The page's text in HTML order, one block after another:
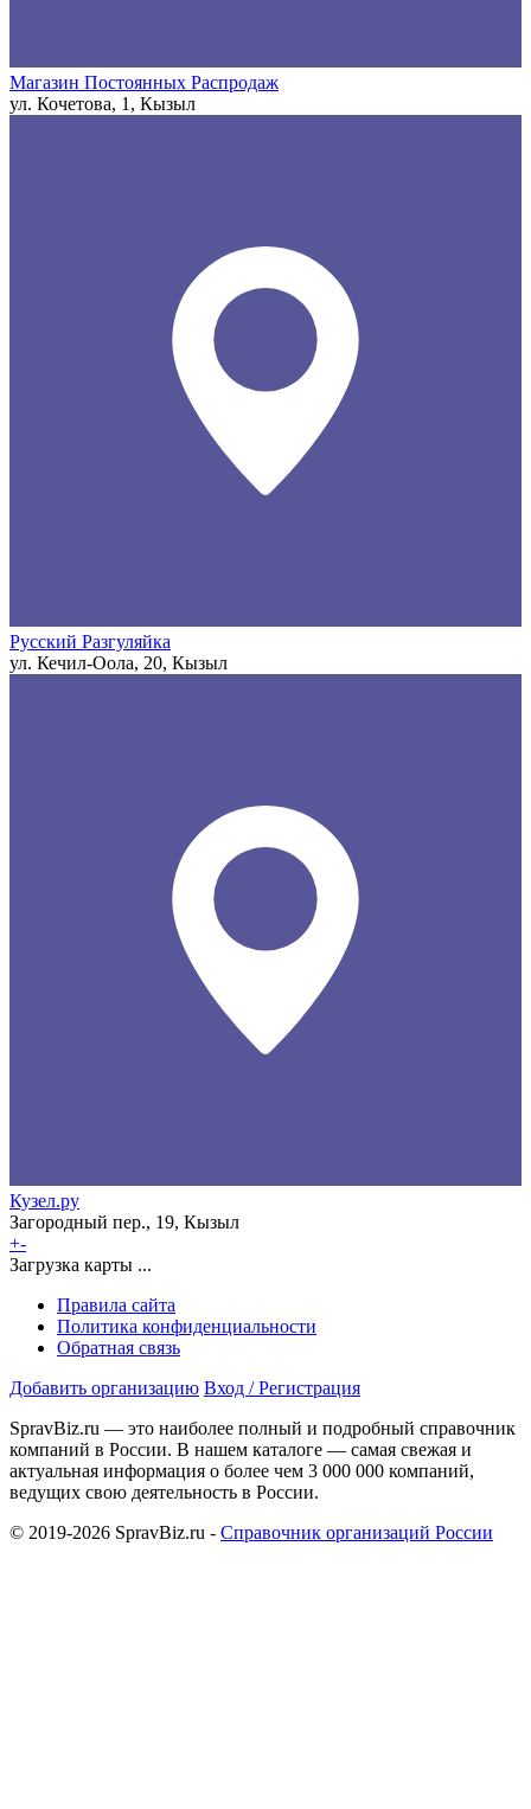
Магазин Постоянных Распродаж
ул. Кочетова, 1, Кызыл
Русский Разгуляйка
ул. Кечил-Оола, 20, Кызыл
Кузел.ру
Загородный пер., 19, Кызыл
+-
Загрузка карты ...
Правила сайта
Политика конфиденциальности
Обратная связь
Добавить организацию Вход / Регистрация
SpravBiz.ru — это наиболее полный и подробный справочник
компаний в России. В нашем каталоге — самая свежая и
актуальная информация о более чем 3 000 000 компаний,
ведущих свою деятельность в России.
© 2019-2026 SpravBiz.ru - Справочник организаций России